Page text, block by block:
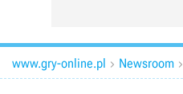
www.gry-online.pl  Newsroom 